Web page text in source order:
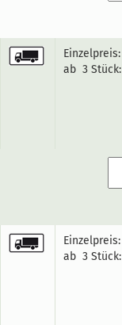
Einzelpreis:
ab 3 Stück:
Einzelpreis:
ab 3 Stück: